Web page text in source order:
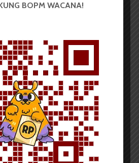
MWA
BOPM WACANA!